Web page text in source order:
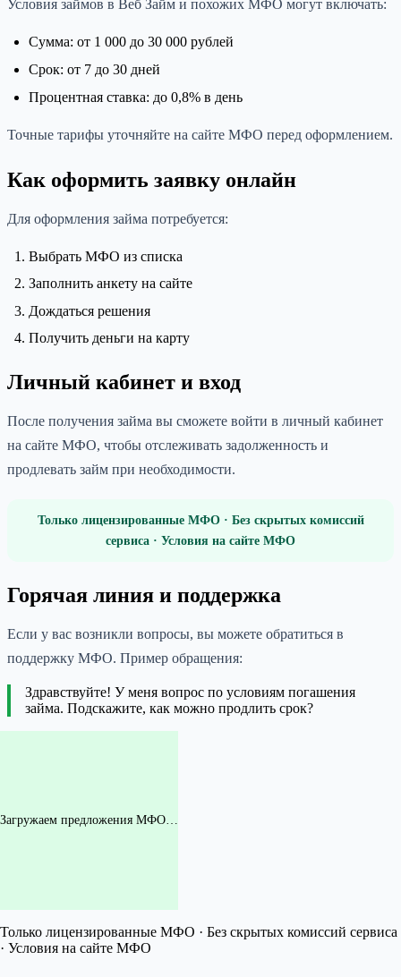
Условия займов в Веб Займ и похожих МФО могут включать:
Сумма: от 1 000 до 30 000 рублей
Срок: от 7 до 30 дней
Процентная ставка: до 0,8% в день
Точные тарифы уточняйте на сайте МФО перед оформлением.
Как оформить заявку онлайн
Для оформления займа потребуется:
Выбрать МФО из списка
Заполнить анкету на сайте
Дождаться решения
Получить деньги на карту
Личный кабинет и вход
После получения займа вы сможете войти в личный кабинет
на сайте МФО, чтобы отслеживать задолженность и
продлевать займ при необходимости.
Только лицензированные МФО · Без скрытых комиссий
сервиса · Условия на сайте МФО
Горячая линия и поддержка
Если у вас возникли вопросы, вы можете обратиться в
поддержку МФО. Пример обращения:
Здравствуйте! У меня вопрос по условиям погашения
займа. Подскажите, как можно продлить срок?
Загружаем предложения МФО…
Только лицензированные МФО · Без скрытых комиссий сервиса
· Условия на сайте МФО